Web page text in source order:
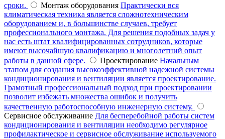
сроки.
Монтаж оборудования Практически вся
климатическая техника является сложнотехническим
оборудованием и, в большинстве случаев, требует
профессионального монтажа. Для решения подобных задач у
нас есть штат квалифицированных сотрудников, которые
имеют высочайшую квалификацию и многолетний опыт
работы в данной сфере.
Проектирование Начальным
этапом для создания высокоэффективной надежной системы
кондиционирования и вентиляции является проектирование.
Грамотный профессиональный подход при проектировании
позволит избежать множества ошибок и получить
качественную работоспособную инженерную систему.
Сервисное обслуживание Для бесперебойной работы систем
кондиционирования и вентиляции необходимо регулярное
профилактическое и сервисное обслуживание используемого